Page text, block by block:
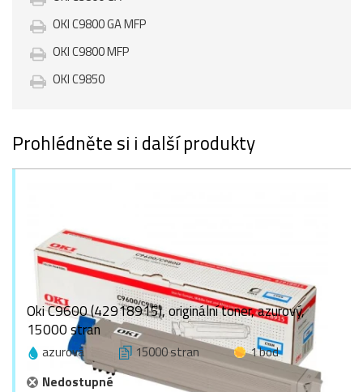
OKI C9800 GA MFP
OKI C9800 MFP
OKI C9850
Prohlédněte si i další produkty
Oki C9600 (42918915), originální toner, azurový,
15000 stran
azurová 15000 stran
1 bod
Nedostupné